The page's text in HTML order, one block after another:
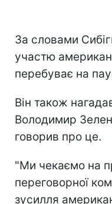
За словами
участю
перебуває на
Він також
Володимир
говорив про це.
"Ми чекаємо на
переговорної
зусилля